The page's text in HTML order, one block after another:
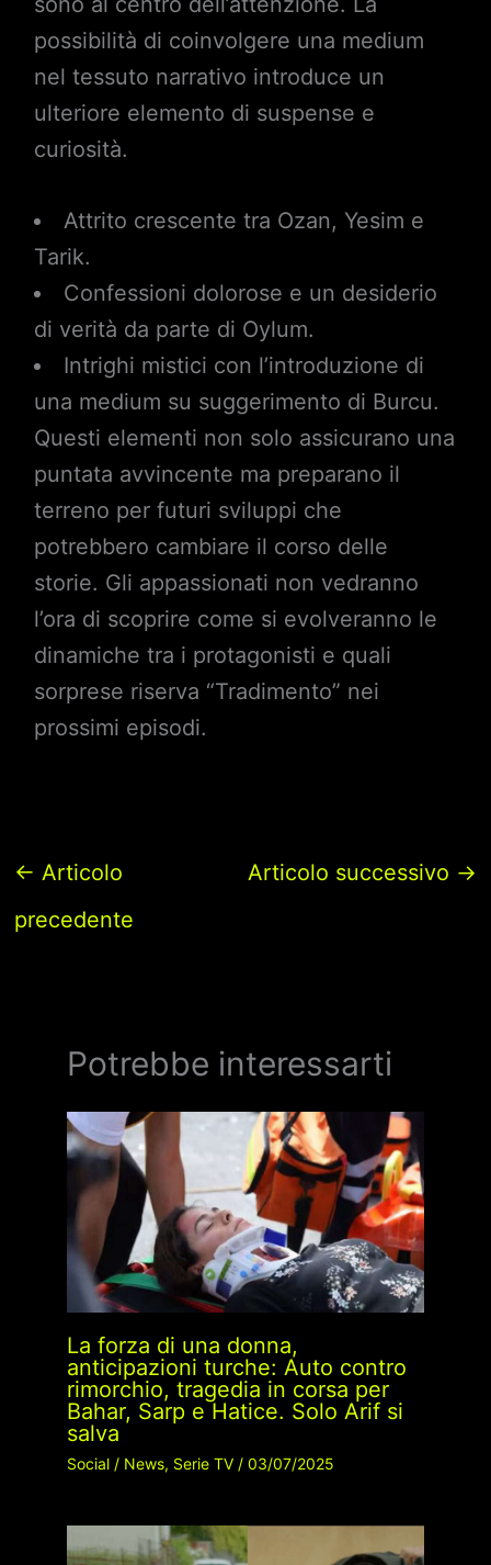
possibilità di coinvolgere una medium
nel tessuto narrativo introduce un
ulteriore elemento di suspense e
curiosità.
Attrito crescente tra Ozan, Yesim e
Tarik.
Confessioni dolorose e un desiderio
di verità da parte di Oylum.
Intrighi mistici con l’introduzione di
una medium su suggerimento di Burcu.
Questi elementi non solo assicurano una
puntata avvincente ma preparano il
terreno per futuri sviluppi che
potrebbero cambiare il corso delle
storie. Gli appassionati non vedranno
l’ora di scoprire come si evolveranno le
dinamiche tra i protagonisti e quali
sorprese riserva “Tradimento” nei
prossimi episodi.
← Articolo
precedente
Articolo successivo →
Potrebbe interessarti
La forza di una donna,
anticipazioni turche: Auto contro
rimorchio, tragedia in corsa per
Bahar, Sarp e Hatice. Solo Arif si
salva
Social/ News, Serie TV/ 03/07/2025